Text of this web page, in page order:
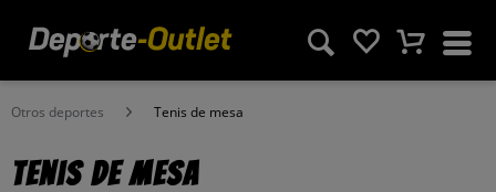
Otros deportes Tenis de mesa
Tenis de mesa